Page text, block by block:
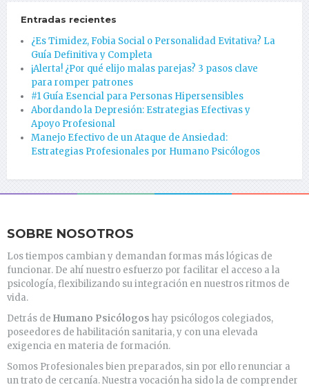
Entradas recientes
¿Es Timidez, Fobia Social o Personalidad Evitativa? La
Guía Definitiva y Completa
¡Alerta! ¿Por qué elijo malas parejas? 3 pasos clave
para romper patrones
#1 Guía Esencial para Personas Hipersensibles
Abordando la Depresión: Estrategias Efectivas y
Apoyo Profesional
Manejo Efectivo de un Ataque de Ansiedad:
Estrategias Profesionales por Humano Psicólogos
SOBRE NOSOTROS
Los tiempos cambian y demandan formas más lógicas de
funcionar. De ahí nuestro esfuerzo por facilitar el acceso a la
psicología, flexibilizando su integración en nuestros ritmos de
vida.
Detrás de Humano Psicólogos hay psicólogos colegiados,
poseedores de habilitación sanitaria, y con una elevada
exigencia en materia de formación.
Somos Profesionales bien preparados, sin por ello renunciar a
un trato de cercanía. Nuestra vocación ha sido la de comprender